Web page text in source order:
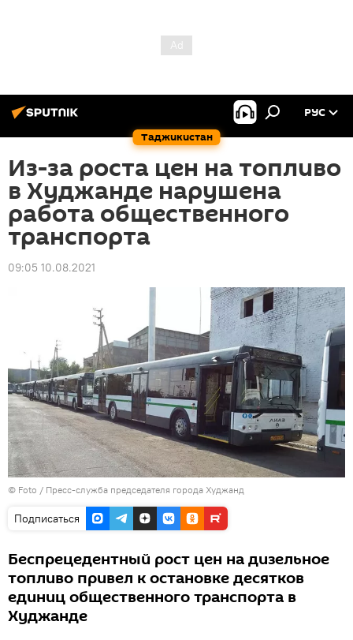
Таджикистан
РУС
Из-за роста цен на топливо
в Худжанде нарушена
работа общественного
транспорта
09:05 10.08.2021
© Foto / Пресс-служба председателя города Худжанд
Подписаться
Беспрецедентный рост цен на дизельное
топливо привел к остановке десятков
единиц общественного транспорта в
Худжанде